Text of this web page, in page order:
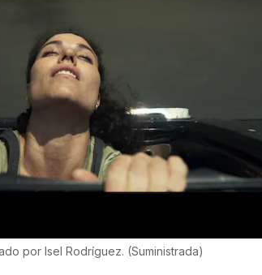
por Isel Rodríguez. (Suministrada)